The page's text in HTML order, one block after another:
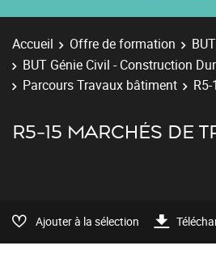
Accueil Offre de formation
BUT
BUT Génie Civil - Construction
Parcours Travaux bâtiment
R5-15 MARCHÉS DE
Ajouter à la sélection